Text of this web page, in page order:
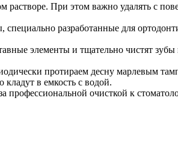
При этом важно удалять с
разработанные для
элементы и тщательно чистят зубы
протираем десну марлевым
в емкость с водой.
очисткой к